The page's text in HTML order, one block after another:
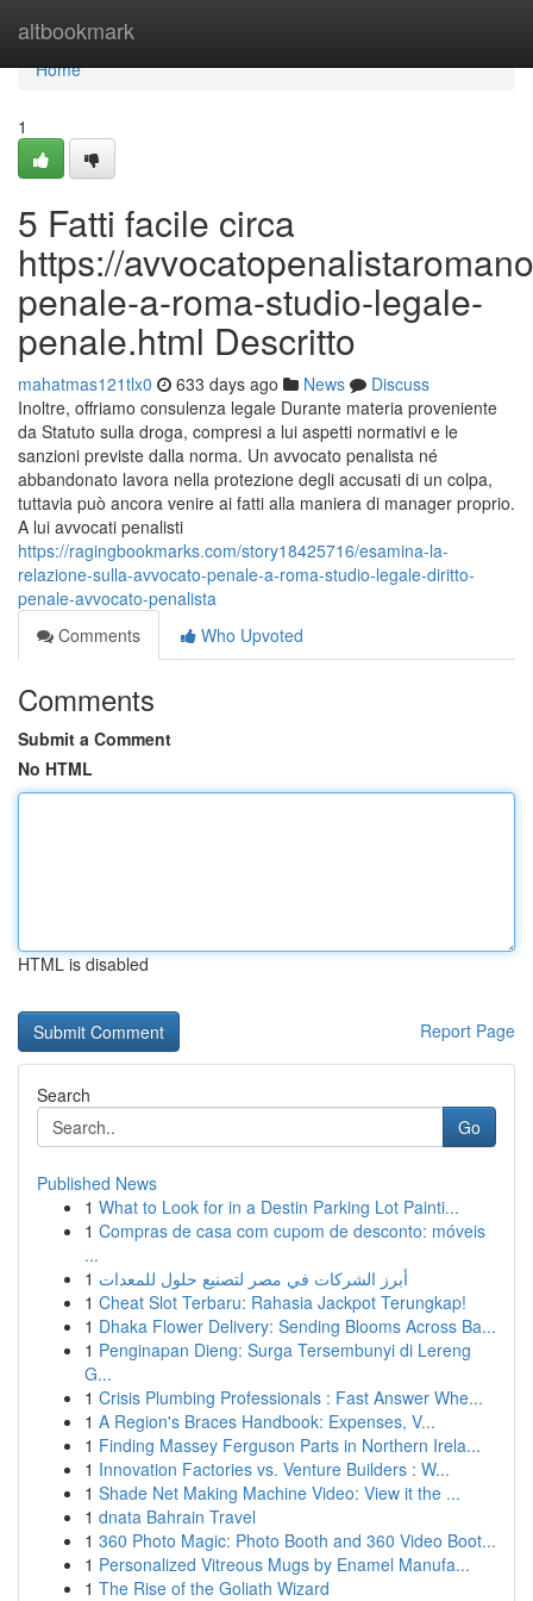
altbookmark
Home
Home
1
5 Fatti facile circa
https://
penale-a-roma-studio-legale-
penale.html Descritto
mahatmas121tlx0 633 days ago News
Discuss
Inoltre, offriamo consulenza legale Durante materia proveniente
da Statuto sulla droga, compresi a lui aspetti normativi e le
sanzioni previste dalla norma. Un avvocato penalista né
abbandonato lavora nella protezione degli accusati di un colpa,
tuttavia può ancora venire ai fatti alla maniera di manager proprio.
A lui avvocati penalisti
https://ragingbookmarks.com/story18425716/esamina-la-
relazione-sulla-avvocato-penale-a-roma-studio-legale-diritto-
penale-avvocato-penalista
Comments
Who Upvoted
Comments
Submit a Comment
No HTML
HTML is disabled
Report Page
Search
Go
Published News
1 What to Look for in a Destin Parking Lot Painti...
1 Compras de casa com cupom de desconto: móveis
...
1 أبرز الشركات في مصر لتصنيع حلول للمعدات
1 Cheat Slot Terbaru: Rahasia Jackpot Terungkap!
1 Dhaka Flower Delivery: Sending Blooms Across Ba...
1 Penginapan Dieng: Surga Tersembunyi di Lereng
G...
1 Crisis Plumbing Professionals : Fast Answer Whe...
1 A Region's Braces Handbook: Expenses, V...
1 Finding Massey Ferguson Parts in Northern Irela...
1 Innovation Factories vs. Venture Builders : W...
1 Shade Net Making Machine Video: View it the ...
1 dnata Bahrain Travel
1 360 Photo Magic: Photo Booth and 360 Video Boot...
1 Personalized Vitreous Mugs by Enamel Manufa...
1 The Rise of the Goliath Wizard